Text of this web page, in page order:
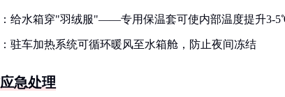
：给水箱穿"羽绒服"——专用保温套可使内部温度提升3-
：驻车加热系统可循环暖风至水箱舱，防止夜间冻结
急处理